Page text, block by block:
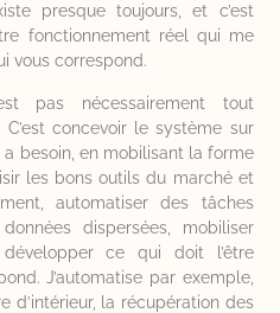
presque toujours, et c’est
fonctionnement réel qui me
vous correspond.
pas nécessairement tout
concevoir le système sur
besoin, en mobilisant la forme
les bons outils du marché et
automatiser des tâches
dispersées, mobiliser
développer ce qui doit l’être
J’automatise par exemple,
d’intérieur, la récupération des